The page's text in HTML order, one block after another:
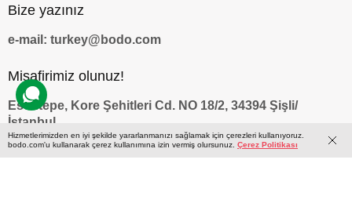
Bize yazınız
e-mail: turkey@bodo.com
Misafirimiz olunuz!
Esentepe, Kore Şehitleri Cd. NO 18/2, 34394 Şişli/
İstanbul
Hizmetlerimizden en iyi şekilde yararlanmanızı sağlamak için çerezleri kullanıyoruz.
bodo.com'u kullanarak çerez kullanımına izin vermiş olursunuz. Çerez Politikası